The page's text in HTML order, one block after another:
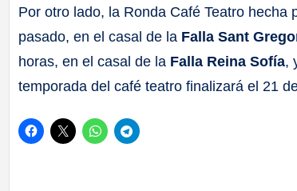
Por otro lado, la Ronda Café Teatro
pasado, en el casal de la Falla Sant
horas, en el casal de la Falla Reina Sofía,
temporada del café teatro finalizará el 21